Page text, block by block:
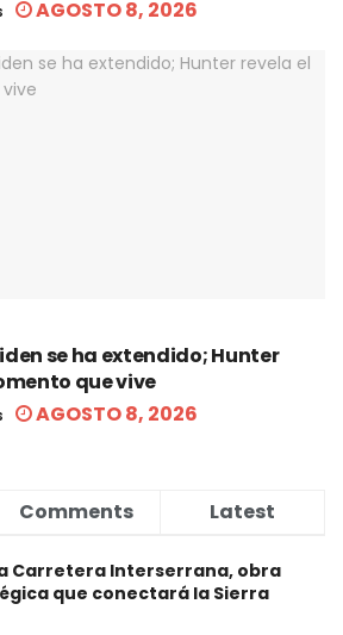
AGOSTO 8, 2026
se ha extendido; Hunter
que vive
AGOSTO 8, 2026
Comments Latest
Carretera Interserrana, obra
que conectará la Sierra